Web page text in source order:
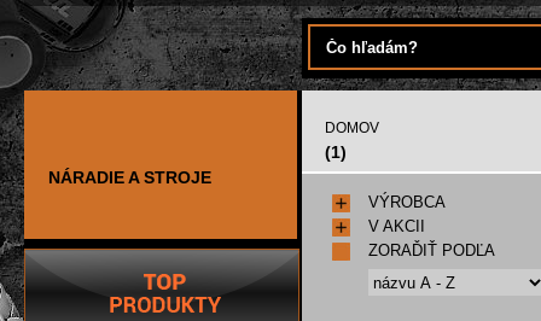
NÁRADIE A STROJE
DOMOV
(1)
VÝROBCA
V AKCII
ZORAĎIŤ PODĽA